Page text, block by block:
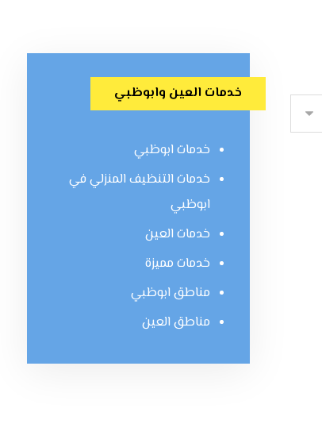
خدمات العين وابوظبي
خدمات ابوظبي
خدمات التنظيف المنزلي في
ابوظبي
خدمات العين
خدمات مميزة
مناطق ابوظبي
مناطق العين